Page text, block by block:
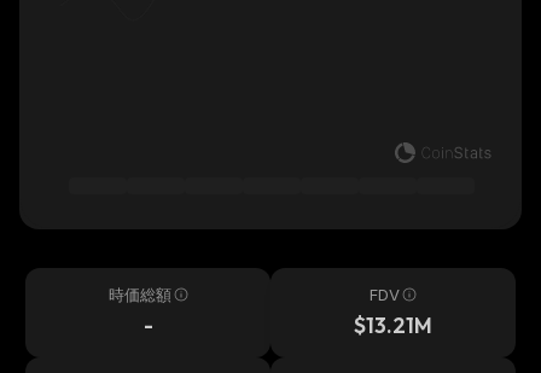
時価総額
-
FDV
$13.21M